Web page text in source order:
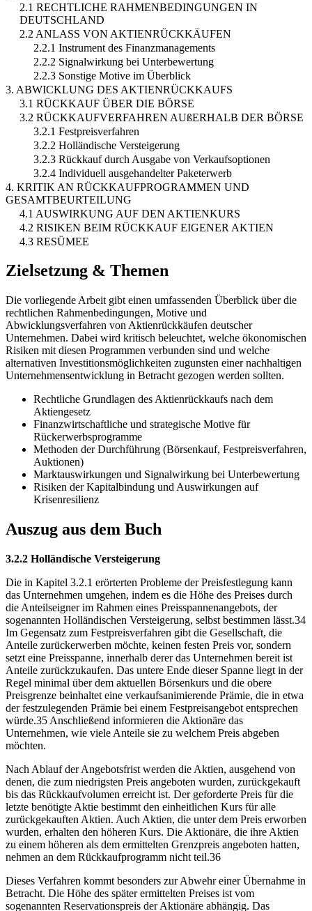
2.1 RECHTLICHE RAHMENBEDINGUNGEN IN
DEUTSCHLAND
2.2 ANLASS VON AKTIENRÜCKKÄUFEN
2.2.1 Instrument des Finanzmanagements
2.2.2 Signalwirkung bei Unterbewertung
2.2.3 Sonstige Motive im Überblick
3. ABWICKLUNG DES AKTIENRÜCKKAUFS
3.1 RÜCKKAUF ÜBER DIE BÖRSE
3.2 RÜCKKAUFVERFAHREN AUßERHALB DER BÖRSE
3.2.1 Festpreisverfahren
3.2.2 Holländische Versteigerung
3.2.3 Rückkauf durch Ausgabe von Verkaufsoptionen
3.2.4 Individuell ausgehandelter Paketerwerb
4. KRITIK AN RÜCKKAUFPROGRAMMEN UND
GESAMTBEURTEILUNG
4.1 AUSWIRKUNG AUF DEN AKTIENKURS
4.2 RISIKEN BEIM RÜCKKAUF EIGENER AKTIEN
4.3 RESÜMEE
Zielsetzung & Themen
Die vorliegende Arbeit gibt einen umfassenden Überblick über die
rechtlichen Rahmenbedingungen, Motive und
Abwicklungsverfahren von Aktienrückkäufen deutscher
Unternehmen. Dabei wird kritisch beleuchtet, welche ökonomischen
Risiken mit diesen Programmen verbunden sind und welche
alternativen Investitionsmöglichkeiten zugunsten einer nachhaltigen
Unternehmensentwicklung in Betracht gezogen werden sollten.
Rechtliche Grundlagen des Aktienrückkaufs nach dem
Aktiengesetz
Finanzwirtschaftliche und strategische Motive für
Rückerwerbsprogramme
Methoden der Durchführung (Börsenkauf, Festpreisverfahren,
Auktionen)
Marktauswirkungen und Signalwirkung bei Unterbewertung
Risiken der Kapitalbindung und Auswirkungen auf
Krisenresilienz
Auszug aus dem Buch
3.2.2 Holländische Versteigerung
Die in Kapitel 3.2.1 erörterten Probleme der Preisfestlegung kann
das Unternehmen umgehen, indem es die Höhe des Preises durch
die Anteilseigner im Rahmen eines Preisspannenangebots, der
sogenannten Holländischen Versteigerung, selbst bestimmen lässt.34
Im Gegensatz zum Festpreisverfahren gibt die Gesellschaft, die
Anteile zurückerwerben möchte, keinen festen Preis vor, sondern
setzt eine Preisspanne, innerhalb derer das Unternehmen bereit ist
Anteile zurückzukaufen. Das untere Ende dieser Spanne liegt in der
Regel minimal über dem aktuellen Börsenkurs und die obere
Preisgrenze beinhaltet eine verkaufsanimierende Prämie, die in etwa
der festzulegenden Prämie bei einem Festpreisangebot entsprechen
würde.35 Anschließend informieren die Aktionäre das
Unternehmen, wie viele Anteile sie zu welchem Preis abgeben
möchten.
Nach Ablauf der Angebotsfrist werden die Aktien, ausgehend von
denen, die zum niedrigsten Preis angeboten wurden, zurückgekauft
bis das Rückkaufvolumen erreicht ist. Der geforderte Preis für die
letzte benötigte Aktie bestimmt den einheitlichen Kurs für alle
zurückgekauften Aktien. Auch Aktien, die unter dem Preis erworben
wurden, erhalten den höheren Kurs. Die Aktionäre, die ihre Aktien
zu einem höheren als dem ermittelten Grenzpreis angeboten hatten,
nehmen an dem Rückkaufprogramm nicht teil.36
Dieses Verfahren kommt besonders zur Abwehr einer Übernahme in
Betracht. Die Höhe des später ermittelten Preises ist vom
sogenannten Reservationspreis der Aktionäre abhängig. Das